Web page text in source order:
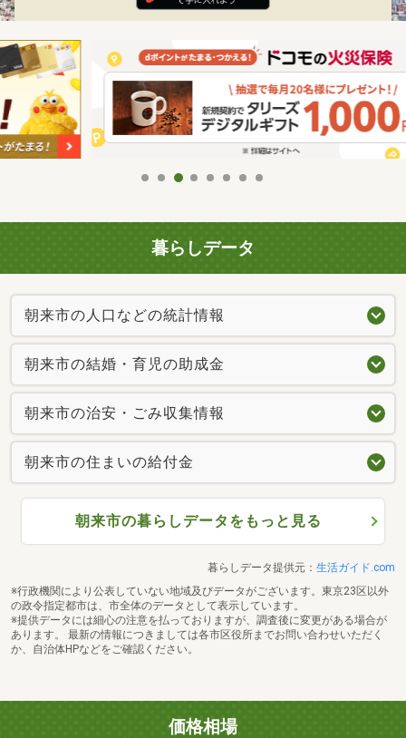
暮らしデータ
朝来市の人口などの統計情報
朝来市の結婚・育児の助成金
朝来市の治安・ごみ収集情報
朝来市の住まいの給付金
朝来市の暮らしデータをもっと見る
暮らしデータ提供元： 生活ガイド.com
※行政機関により公表していない地域及びデータがございます。東京23区以外
の政令指定都市は、市全体のデータとして表示しています。
※提供データには細心の注意を払っておりますが、調査後に変更がある場合が
あります。 最新の情報につきましては各市区役所までお問い合わせいただく
か、自治体HPなどをご確認ください。
価格相場